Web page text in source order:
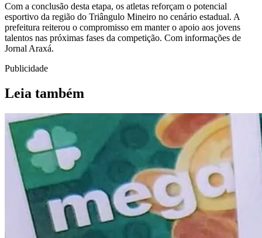
Com a conclusão desta etapa, os atletas reforçam o potencial
esportivo da região do Triângulo Mineiro no cenário estadual. A
prefeitura reiterou o compromisso em manter o apoio aos jovens
talentos nas próximas fases da competição. Com informações de
Jornal Araxá.
Publicidade
Leia também